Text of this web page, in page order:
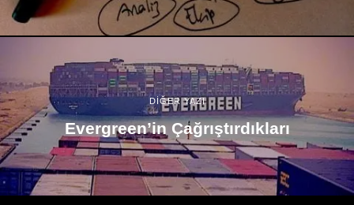
DİĞER YAZI
Evergreen’in Çağrıştırdıkları